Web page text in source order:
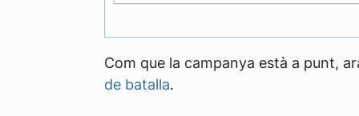
Com que la campanya està a punt,
de batalla.